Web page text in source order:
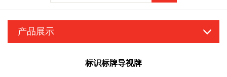
产品展示
标识标牌导视牌